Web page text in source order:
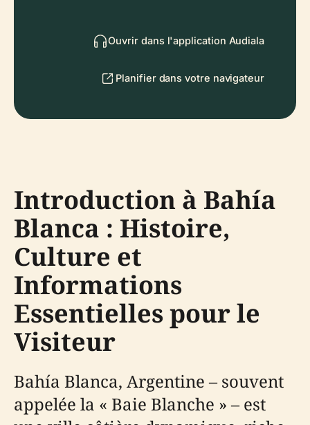
Ouvrir dans l'application Audiala
Planifier dans votre navigateur
Introduction à Bahía
Blanca : Histoire,
Culture et
Informations
Essentielles pour le
Visiteur
Bahía Blanca, Argentine – souvent
appelée la « Baie Blanche » – est